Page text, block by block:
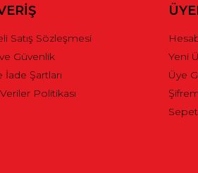
Gönder
Satış Sözleşmesi
Güvenlik
İade Şartları
Politikası
Yeni
Üye